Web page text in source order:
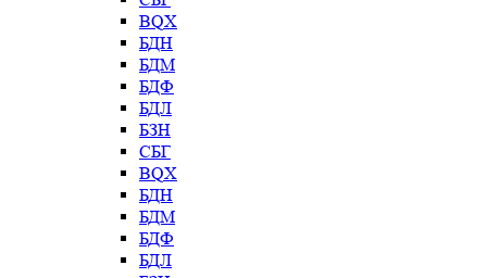
BQX
БДН
БДМ
БДФ
БДЛ
БЗН
СБГ
BQX
БДН
БДМ
БДФ
БДЛ